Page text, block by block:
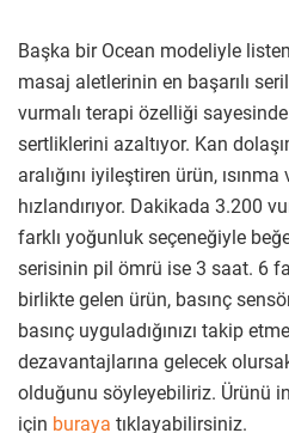
Başka bir Ocean modeliyle
masaj aletlerinin en başarılı
vurmalı terapi özelliği sayesinde
sertliklerini azaltıyor. Kan
aralığını iyileştiren ürün,
hızlandırıyor. Dakikada 3.200
farklı yoğunluk seçeneğiyle
serisinin pil ömrü ise 3 saat. 6
birlikte gelen ürün, basınç
basınç uyguladığınızı takip
dezavantajlarına gelecek
olduğunu söyleyebiliriz. Ürünü
için buraya tıklayabilirsiniz.